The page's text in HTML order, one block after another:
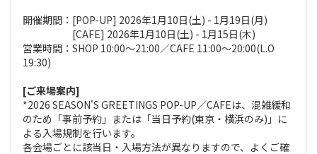
開催期間：[POP-UP] 2026年1月10日(土) - 1月19日(月)
[CAFE] 2026年1月10日(土) - 1月15日(木)
営業時間：SHOP 10:00～21:00／CAFE 11:00〜20:00(L.O
19:30)
[ご来場案内]
*2026 SEASON'S GREETINGS POP-UP／CAFEは、混雑緩和
のため「事前予約」または「当日予約(東京・横浜のみ)」に
よる入場規制を行います。
各会場ごとに該当日・入場方法が異なりますので、よくご確